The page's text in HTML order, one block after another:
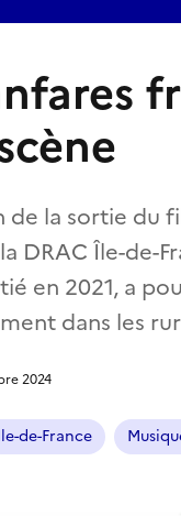
de la sortie du
DRAC Île-de-
en 2021, a
dans les
2024
de-France